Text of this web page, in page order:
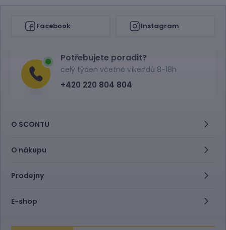
Facebook Instagram
Potřebujete poradit?
celý týden včetně víkendů 8-18h
+420 220 804 804
O SCONTU
O nákupu
Prodejny
E-shop